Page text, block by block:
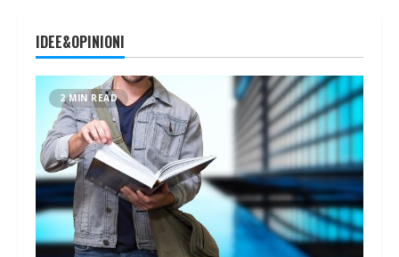
IDEE&OPINIONI
2 MIN READ